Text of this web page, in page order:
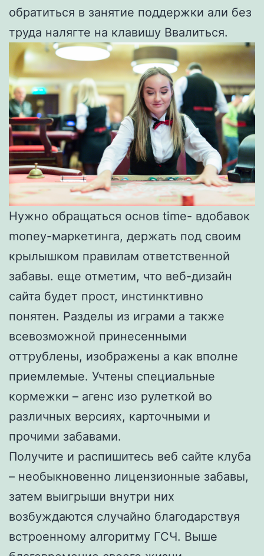
обратиться в занятие поддержки али без
труда налягте на клавишу Ввалиться.
Нужно обращаться основ time- вдобавок
money-маркетинга, держать под своим
крылышком правилам ответственной
забавы. еще отметим, что веб-дизайн
сайта будет прост, инстинктивно
понятен. Разделы из играми а также
всевозможной принесенными
оттрублены, изображены а как вполне
приемлемые. Учтены специальные
кормежки – агенс изо рулеткой во
различных версиях, карточными и
прочими забавами.
Получите и распишитесь веб сайте клуба
– необыкновенно лицензионные забавы,
затем выигрыши внутри них
возбуждаются случайно благодарствуя
встроенному алгоритму ГСЧ. Выше